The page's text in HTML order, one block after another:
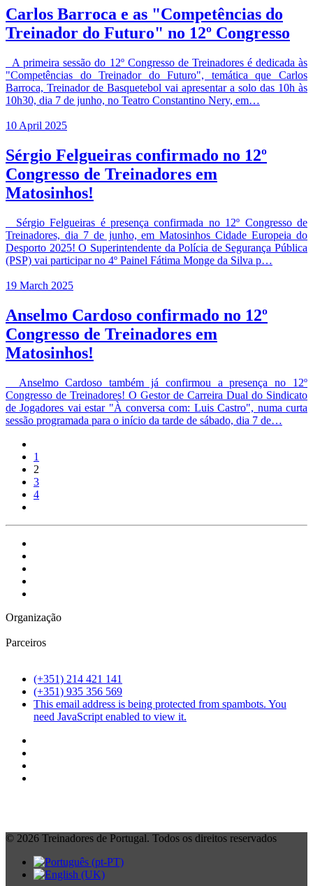
Carlos Barroca e as "Competências do
Treinador do Futuro" no 12º Congresso
A primeira sessão do 12º Congresso de Treinadores é dedicada às
"Competências do Treinador do Futuro", temática que Carlos
Barroca, Treinador de Basquetebol vai apresentar a solo das 10h às
10h30, dia 7 de junho, no Teatro Constantino Nery, em…
10 April 2025
Sérgio Felgueiras confirmado no 12º
Congresso de Treinadores em
Matosinhos!
Sérgio Felgueiras é presença confirmada no 12º Congresso de
Treinadores, dia 7 de junho, em Matosinhos Cidade Europeia do
Desporto 2025! O Superintendente da Polícia de Segurança Pública
(PSP) vai participar no 4º Painel Fátima Monge da Silva p…
19 March 2025
Anselmo Cardoso confirmado no 12º
Congresso de Treinadores em
Matosinhos!
Anselmo Cardoso também já confirmou a presença no 12º
Congresso de Treinadores! O Gestor de Carreira Dual do Sindicato
de Jogadores vai estar "À conversa com: Luis Castro", numa curta
sessão programada para o início da tarde de sábado, dia 7 de…
1
2
3
4
Organização
Parceiros
(+351) 214 421 141
(+351) 935 356 569
This email address is being protected from spambots. You
need JavaScript enabled to view it.
© 2026 Treinadores de Portugal. Todos os direitos reservados